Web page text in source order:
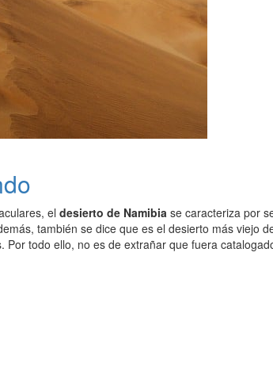
el desierto de Namibia se caracteriza por
también se dice que es el desierto más viejo
todo ello, no es de extrañar que fuera